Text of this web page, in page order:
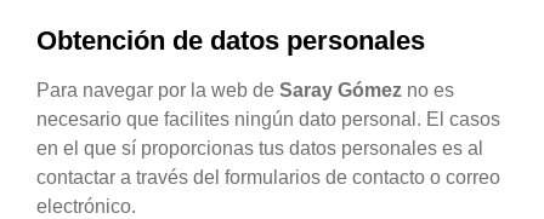
Obtención de datos personales
Para navegar por la web de Saray Gómez no es
necesario que facilites ningún dato personal. El casos
en el que sí proporcionas tus datos personales es al
contactar a través del formularios de contacto o correo
electrónico.